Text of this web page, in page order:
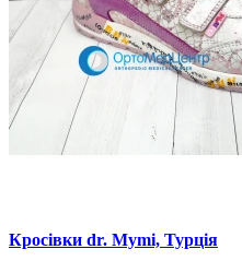
Кросівки dr. Mymi, Турція